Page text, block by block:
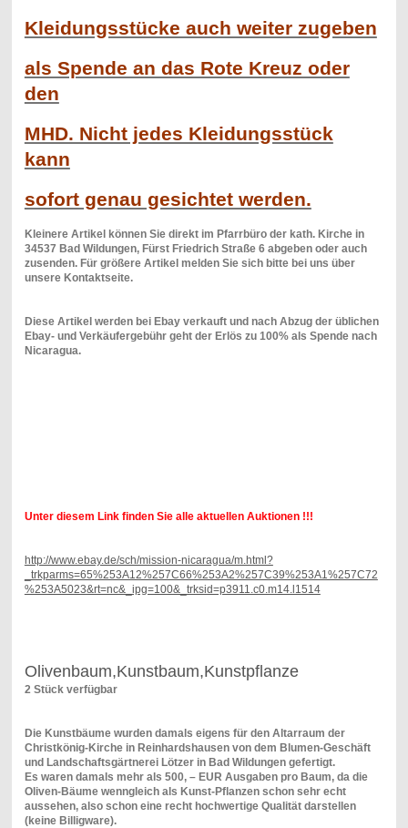
Kleidungsstücke auch weiter zugeben
als Spende an das Rote Kreuz oder
den
MHD. Nicht jedes Kleidungsstück
kann
sofort genau gesichtet werden.
Kleinere Artikel können Sie direkt im Pfarrbüro der kath. Kirche in
34537 Bad Wildungen, Fürst Friedrich Straße 6 abgeben oder auch
zusenden. Für größere Artikel melden Sie sich bitte bei uns über
unsere Kontaktseite.
Diese Artikel werden bei Ebay verkauft und nach Abzug der üblichen
Ebay- und Verkäufergebühr geht der Erlös zu 100% als Spende nach
Nicaragua.
Unter diesem Link finden Sie alle aktuellen Auktionen !!!
http://www.ebay.de/sch/mission-nicaragua/m.html?
_trkparms=65%253A12%257C66%253A2%257C39%253A1%257C72
%253A5023&rt=nc&_ipg=100&_trksid=p3911.c0.m14.l1514
Olivenbaum,Kunstbaum,Kunstpflanze
2 Stück verfügbar
Die Kunstbäume wurden damals eigens für den Altarraum der
Christkönig-Kirche in Reinhardshausen von dem Blumen-Geschäft
und Landschaftsgärtnerei Lötzer in Bad Wildungen gefertigt.
Es waren damals mehr als 500, – EUR Ausgaben pro Baum, da die
Oliven-Bäume wenngleich als Kunst-Pflanzen schon sehr echt
aussehen, also schon eine recht hochwertige Qualität darstellen
(keine Billigware).